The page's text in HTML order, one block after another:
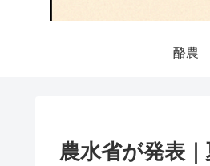
酪農
農水省が発表